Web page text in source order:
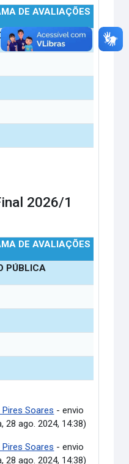
DE AVALIAÇÕES
PÚBLICA
2026/1
DE AVALIAÇÕES
PÚBLICA
Pires Soares - envio
28 ago. 2024, 14:38)
Pires Soares - envio
28 ago. 2024, 14:38)